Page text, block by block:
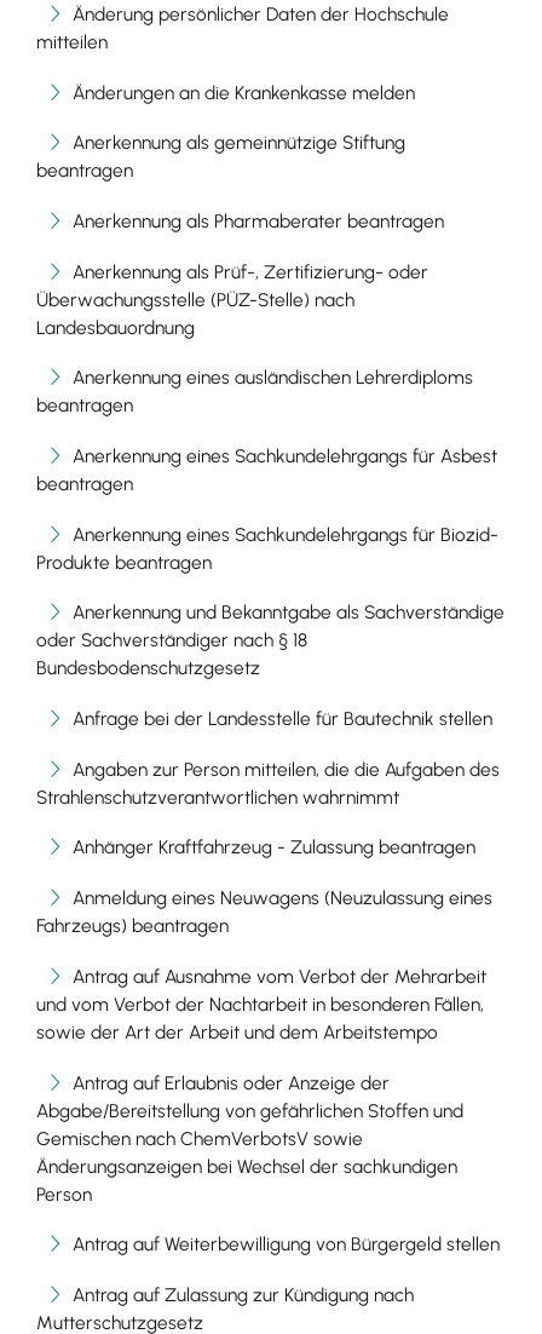
Änderung persönlicher Daten der Hochschule
mitteilen
Änderungen an die Krankenkasse melden
Anerkennung als gemeinnützige Stiftung
beantragen
Anerkennung als Pharmaberater beantragen
Anerkennung als Prüf-, Zertifizierung- oder
Überwachungsstelle (PÜZ-Stelle) nach
Landesbauordnung
Anerkennung eines ausländischen Lehrerdiploms
beantragen
Anerkennung eines Sachkundelehrgangs für Asbest
beantragen
Anerkennung eines Sachkundelehrgangs für Biozid-
Produkte beantragen
Anerkennung und Bekanntgabe als Sachverständige
oder Sachverständiger nach § 18
Bundesbodenschutzgesetz
Anfrage bei der Landesstelle für Bautechnik stellen
Angaben zur Person mitteilen, die die Aufgaben des
Strahlenschutzverantwortlichen wahrnimmt
Anhänger Kraftfahrzeug - Zulassung beantragen
Anmeldung eines Neuwagens (Neuzulassung eines
Fahrzeugs) beantragen
Antrag auf Ausnahme vom Verbot der Mehrarbeit
und vom Verbot der Nachtarbeit in besonderen Fällen,
sowie der Art der Arbeit und dem Arbeitstempo
Antrag auf Erlaubnis oder Anzeige der
Abgabe/Bereitstellung von gefährlichen Stoffen und
Gemischen nach ChemVerbotsV sowie
Änderungsanzeigen bei Wechsel der sachkundigen
Person
Antrag auf Weiterbewilligung von Bürgergeld stellen
Antrag auf Zulassung zur Kündigung nach
Mutterschutzgesetz